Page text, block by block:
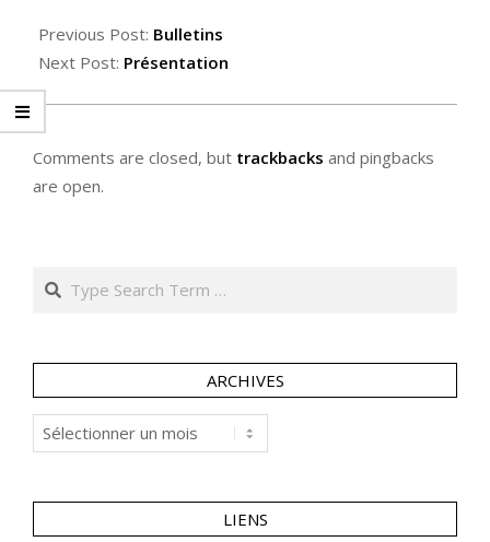
12-
08
Previous Post: Bulletins
Next Post: Présentation
Comments are closed, but trackbacks and pingbacks
are open.
Search
ARCHIVES
Archives
LIENS